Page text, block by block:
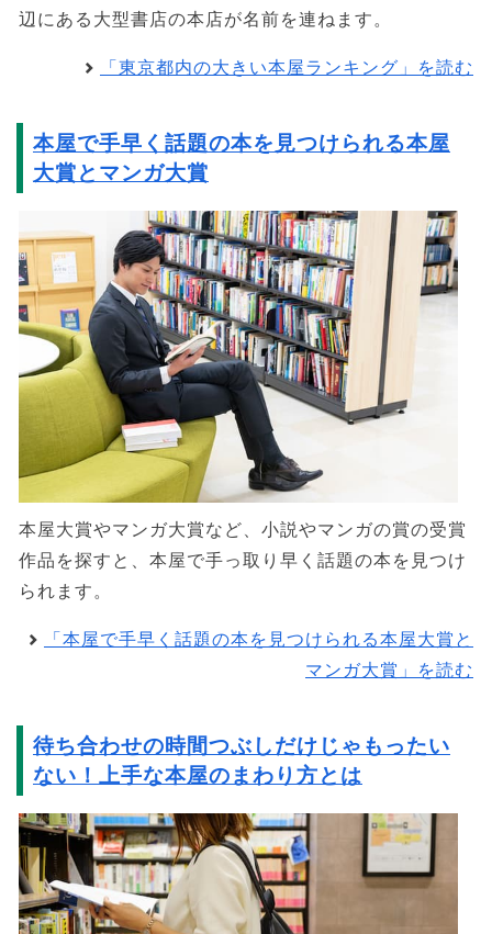
辺にある大型書店の本店が名前を連ねます。
「東京都内の大きい本屋ランキング」を読む
本屋で手早く話題の本を見つけられる本屋
大賞とマンガ大賞
本屋大賞やマンガ大賞など、小説やマンガの賞の受賞
作品を探すと、本屋で手っ取り早く話題の本を見つけ
られます。
「本屋で手早く話題の本を見つけられる本屋大賞と
マンガ大賞」を読む
待ち合わせの時間つぶしだけじゃもったい
ない！上手な本屋のまわり方とは